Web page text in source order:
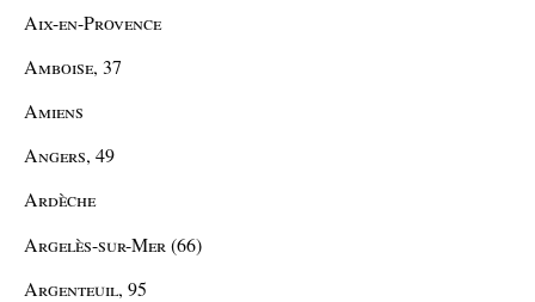
Aix-en-Provence
Amboise, 37
Amiens
Angers, 49
Ardèche
Argelès-sur-Mer (66)
Argenteuil, 95